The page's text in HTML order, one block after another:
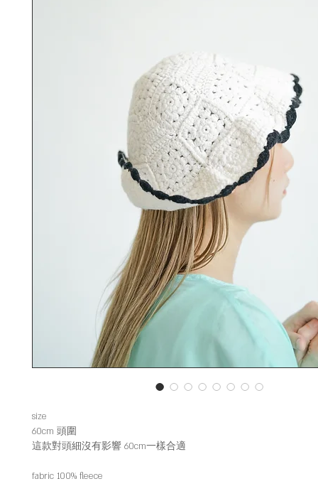
size
60cm 頭圍
這款對頭細沒有影響 60cm一樣合適
fabric 100% fleece